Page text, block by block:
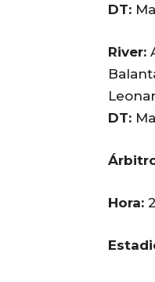
DT:
River:
DT:
Hora: